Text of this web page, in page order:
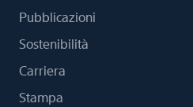
Pubblicazioni
Sostenibilità
Carriera
Stampa